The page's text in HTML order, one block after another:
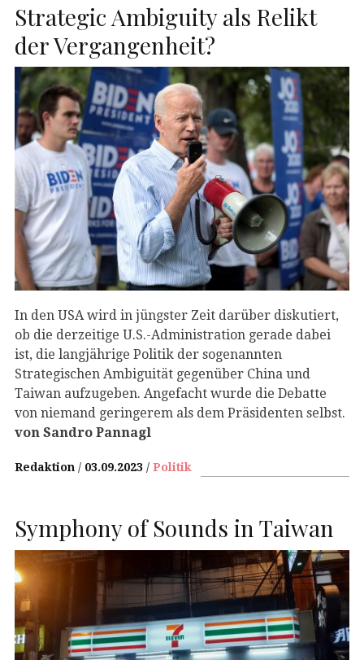
Strategic Ambiguity als Relikt
der Vergangenheit?
In den USA wird in jüngster Zeit darüber diskutiert,
ob die derzeitige U.S.-Administration gerade dabei
ist, die langjährige Politik der sogenannten
Strategischen Ambiguität gegenüber China und
Taiwan aufzugeben. Angefacht wurde die Debatte
von niemand geringerem als dem Präsidenten selbst.
von Sandro Pannagl
Redaktion 03.09.2023 Politik
Symphony of Sounds in Taiwan